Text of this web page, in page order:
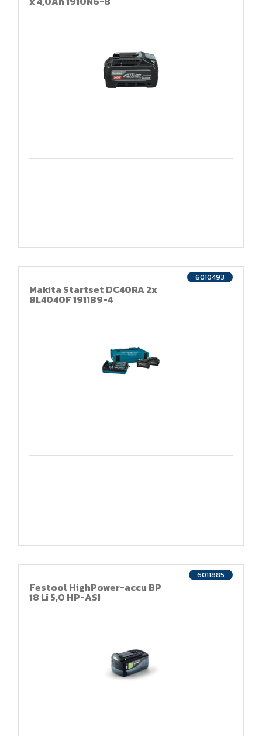
Makita Startset DC40RA 2x
BL4040F 1911B9-4
6010493
Festool HighPower-accu BP
18 Li 5,0 HP-ASI
6011885